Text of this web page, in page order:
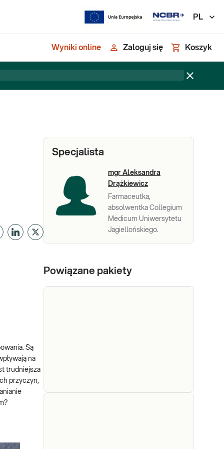
PL
Wyniki online Zaloguj się Koszyk
Są
na
trudniejsza
przyczyn,
Specjalista
mgr Aleksandra
Drążkiewicz
Farmaceutka,
absolwentka Collegium
Medicum Uniwersytetu
Jagiellońskiego.
Powiązane pakiety